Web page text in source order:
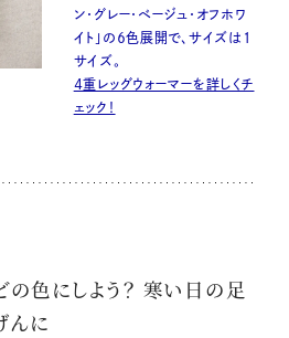
ン・グレー・ベージュ・オフホワ
イト」の６色展開で、サイズは1
サイズ。
４重レッグウォーマーを詳しくチ
ェック！
色にしよう？ 寒い日の足
んに